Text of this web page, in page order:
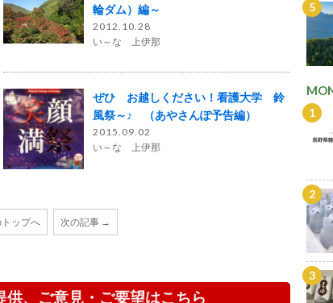
輪ダム）編～
2012.10.28
い～な 上伊那
ぜひ お越しください！看護大学 鈴
風祭～♪ （あやさんぽ予告編）
2015.09.02
い～な 上伊那
ップへ 次の記事 →
、ご意見・ご要望はこちら